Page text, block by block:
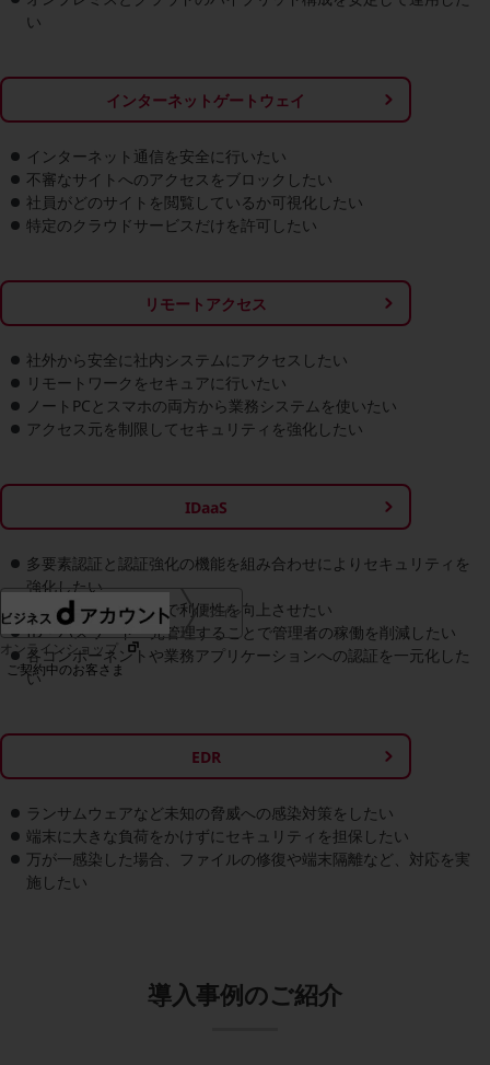
ダイバーシティ
経営情報
電子公告
基礎的電気通信役務損益明細表
採用情報
障がい者採用
人材育成制度
NTTドコモグループ
ログイン
オンラインショップ
ご契約中のお客さま
サービス別サポート情報
ご契約中サービスの一元管理
い
インターネットゲートウェイ
インターネット通信を安全に行いたい
不審なサイトへのアクセスをブロックしたい
社員がどのサイトを閲覧しているか可視化したい
特定のクラウドサービスだけを許可したい
リモートアクセス
社外から安全に社内システムにアクセスしたい
リモートワークをセキュアに行いたい
ノートPCとスマホの両方から業務システムを使いたい
アクセス元を制限してセキュリティを強化したい
IDaaS
多要素認証と認証強化の機能を組み合わせによりセキュリティを
強化したい
シングルサインオンで利便性を向上させたい
ID・パスワード一元管理することで管理者の稼働を削減したい
各コンポーネントや業務アプリケーションへの認証を一元化した
い
EDR
ランサムウェアなど未知の脅威への感染対策をしたい
端末に大きな負荷をかけずにセキュリティを担保したい
万が一感染した場合、ファイルの修復や端末隔離など、対応を実
施したい
導入事例のご紹介